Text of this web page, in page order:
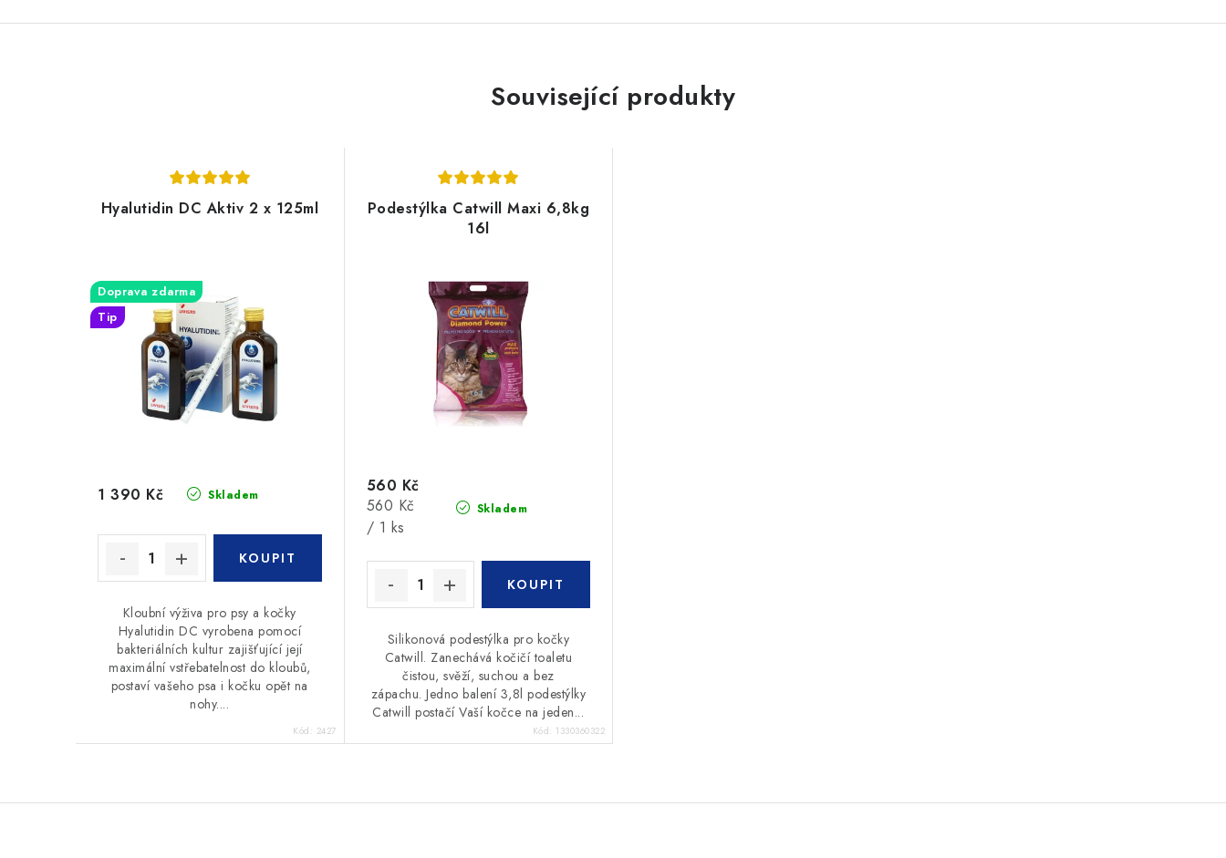
Související produkty
Hyalutidin DC Aktiv 2 x 125ml
Doprava zdarma
Tip
Skladem
1 390 Kč
Kloubní výživa pro psy a kočky
Hyalutidin DC vyrobena pomocí
bakteriálních kultur zajišťující její
maximální vstřebatelnost do kloubů,
postaví vašeho psa i kočku opět na
nohy....
Kód: 2427
Podestýlka Catwill Maxi 6,8kg
16l
Skladem
560 Kč
Měrná
cena:
560 Kč
/ 1 ks
Silikonová podestýlka pro kočky
Catwill. Zanechává kočičí toaletu
čistou, svěží, suchou a bez
zápachu. Jedno balení 3,8l podestýlky
Catwill postačí Vaší kočce na jeden...
Kód: 1330360322